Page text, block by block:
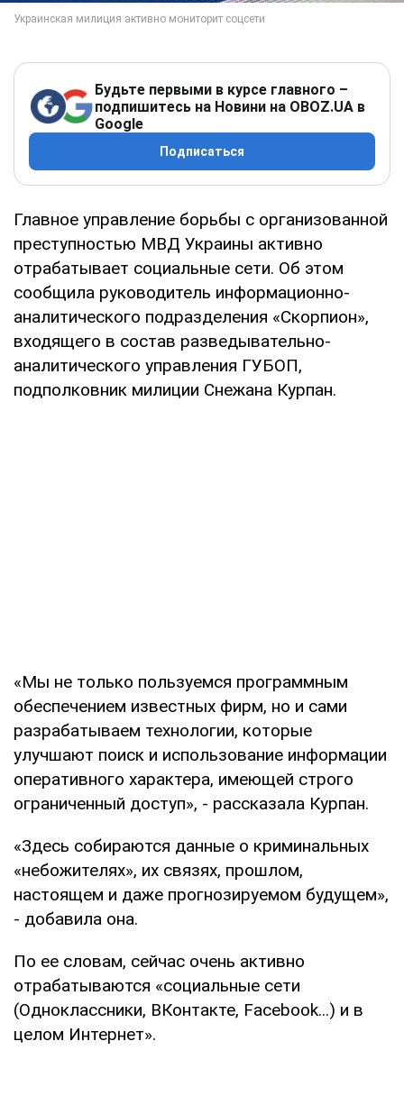
Будьте первыми в курсе главного –
подпишитесь на Новини на OBOZ.UA в
Google
Подписаться
Главное управление борьбы с организованной
преступностью МВД Украины активно
отрабатывает социальные сети. Об этом
сообщила руководитель информационно-
аналитического подразделения «Скорпион»,
входящего в состав разведывательно-
аналитического управления ГУБОП,
подполковник милиции Снежана Курпан.
«Мы не только пользуемся программным
обеспечением известных фирм, но и сами
разрабатываем технологии, которые
улучшают поиск и использование информации
оперативного характера, имеющей строго
ограниченный доступ», - рассказала Курпан.
«Здесь собираются данные о криминальных
«небожителях», их связях, прошлом,
настоящем и даже прогнозируемом будущем»,
- добавила она.
По ее словам, сейчас очень активно
отрабатываются «социальные сети
(Одноклассники, ВКонтакте, Facebook...) и в
целом Интернет».